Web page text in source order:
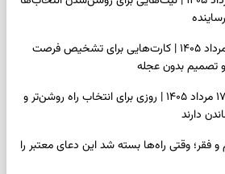
فال تاروت امروز شنبه ۱۷ مرداد ۱۴۰۵ | کارت‌هایی برای تشخیص فرصت
و تصمیم بدون عجله
فال سرنوشت امروز شنبه ۱۷ مرداد ۱۴۰۵ | روزی برای انتخاب راه روشن‌تر و
دارند
فقر؛ وقتی راه‌ها بسته شد این دعای معتبر را